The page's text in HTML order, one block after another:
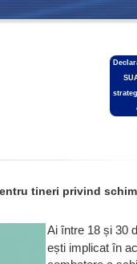
tineri privind
Ai între 18 și 30
ești implicat în